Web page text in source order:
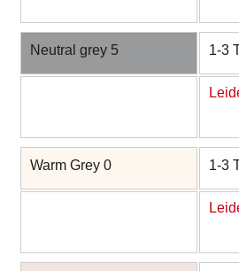
Neutral grey 5 1-3
Warm Grey 0 1-3